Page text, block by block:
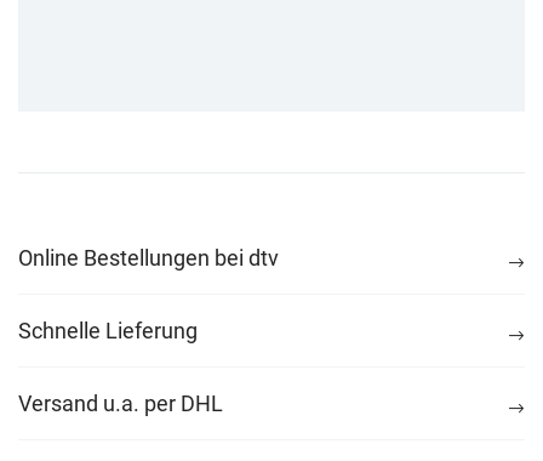
Online Bestellungen bei dtv
Schnelle Lieferung
Versand u.a. per DHL